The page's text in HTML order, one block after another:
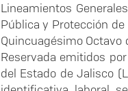
Lineamientos
Pública y Protección
Quincuagésimo
Reservada emitidos
del Estado de Jalisco